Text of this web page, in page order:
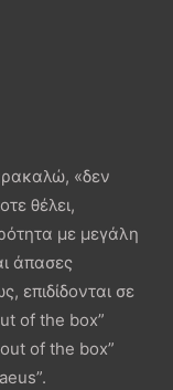
«δεν
θέλει,
με μεγάλη
άπασες
επιδίδονται σε
of the box”
of the box”